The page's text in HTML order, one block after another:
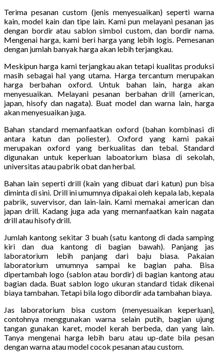
Terima pesanan custom (jenis menyesuaikan) seperti warna
kain, model kain dan tipe lain. Kami pun melayani pesanan jas
dengan bordir atau sablon simbol custom, dan bordir nama.
Mengenai harga, kami beri harga yang lebih logis. Pemesanan
dengan jumlah banyak harga akan lebih terjangkau.
Meskipun harga kami terjangkau akan tetapi kualitas produksi
masih sebagai hal yang utama. Harga tercantum merupakan
harga berbahan oxford. Untuk bahan lain, harga akan
menyesuaikan. Melayani pesanan berbahan drill (american,
japan, hisofy dan nagata). Buat model dan warna lain, harga
akan menyesuaikan juga.
Bahan standard memanfaatkan oxford (bahan kombinasi di
antara katun dan poliester). Oxford yang kami pakai
merupakan oxford yang berkualitas dan tebal. Standard
digunakan untuk keperluan laboatorium biasa di sekolah,
universitas atau pabrik obat dan herbal.
Bahan lain seperti drill (kain yang dibuat dari katun) pun bisa
diminta di sini. Drill ini umumnya dipakai oleh kepala lab, kepala
pabrik, suvervisor, dan lain-lain. Kami memakai american dan
japan drill. Kadang juga ada yang memanfaatkan kain nagata
drill atau hisofy drill.
Jumlah kantong sekitar 3 buah (satu kantong di dada samping
kiri dan dua kantong di bagian bawah). Panjang jas
laboratorium lebih panjang dari baju biasa. Pakaian
laboratorium umumnya sampai ke bagian paha. Bisa
dipertambah logo (sablon atau bordir) di bagian kantong atau
bagian dada. Buat sablon logo ukuran standard tidak dikenai
biaya tambahan. Tetapi bila logo dibordir ada tambahan biaya.
Jas laboratorium bisa custom (menyesuaikan keperluan},
contohnya menggunakan warna selain putih, bagian ujung
tangan gunakan karet, model kerah berbeda, dan yang lain.
Tanya mengenai harga lebih baru atau up-date bila pesan
dengan warna atau model cocok pesanan atau custom.